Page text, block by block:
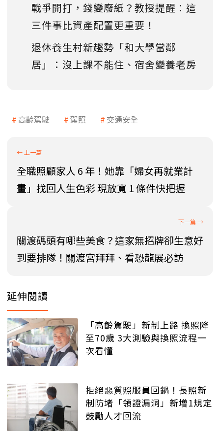
戰爭開打，錢變廢紙？教授提醒：這
三件事比資產配置更重要！
退休養生村新趨勢「和大學當鄰
居」：沒上課不能住、宿舍變養老房
高齡駕駛 駕照 交通安全
全職照顧家人 6 年！她靠「婦女再就業計
畫」找回人生色彩 現放寬 1 條件快把握
關渡碼頭有哪些美食？這家無招牌卻生意好
到要排隊！關渡宮拜拜、看恐龍展必訪
延伸閱讀
「高齡駕駛」新制上路 換照降
至70歲 3大測驗與換照流程一
次看懂
拒絕惡質照服員回鍋！長照新
制防堵「領證漏洞」新增1規定
鼓勵人才回流